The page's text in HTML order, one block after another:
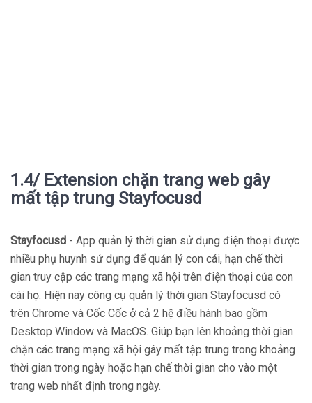
1.4/ Extension chặn trang web gây
mất tập trung Stayfocusd
Stayfocusd - App quản lý thời gian sử dụng điện thoại được
nhiều phụ huynh sử dụng để quản lý con cái, hạn chế thời
gian truy cập các trang mạng xã hội trên điện thoại của con
cái họ. Hiện nay công cụ quản lý thời gian Stayfocusd có
trên Chrome và Cốc Cốc ở cả 2 hệ điều hành bao gồm
Desktop Window và MacOS. Giúp bạn lên khoảng thời gian
chặn các trang mạng xã hội gây mất tập trung trong khoảng
thời gian trong ngày hoặc hạn chế thời gian cho vào một
trang web nhất định trong ngày.